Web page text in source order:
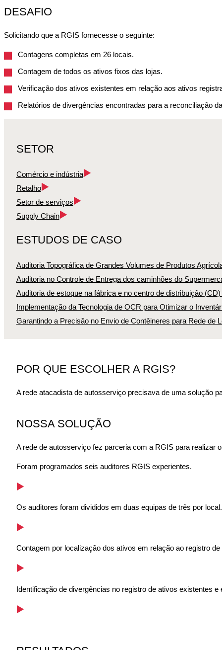
DESAFIO
Solicitando que a RGIS fornecesse o seguinte:
Contagens completas em 26 locais.
Contagem de todos os ativos fixos das lojas.
Verificação dos ativos existentes em relação aos ativos
Relatórios de divergências encontradas para a reconciliação
SETOR
Comércio e indústria
Retalho
Setor de serviços
Supply Chain
ESTUDOS DE CASO
Auditoria Topográfica de Grandes Volumes de Produtos
Auditoria no Controle de Entrega dos caminhões do
Auditoria de estoque na fábrica e no centro de distribuição
Implementação da Tecnologia de OCR para Otimizar o
Garantindo a Precisão no Envio de Contêineres para Rede de
POR QUE ESCOLHER A RGIS?
A rede atacadista de autosserviço precisava de uma solução
NOSSA SOLUÇÃO
A rede de autosserviço fez parceria com a RGIS para realizar
Foram programados seis auditores RGIS experientes.
Os auditores foram divididos em duas equipas de três por local.
Contagem por localização dos ativos em relação ao registro
Identificação de divergências no registro de ativos existentes